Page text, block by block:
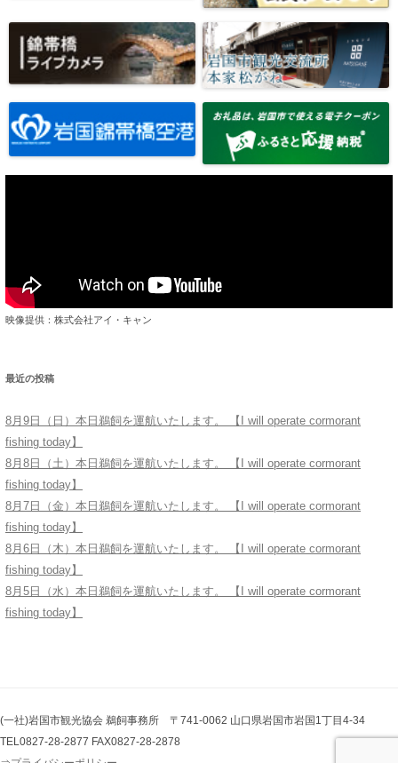
映像提供：株式会社アイ・キャン
最近の投稿
8月9日（日）本日鵜飼を運航いたします。 【I will operate cormorant
fishing today】
8月8日（土）本日鵜飼を運航いたします。 【I will operate cormorant
fishing today】
8月7日（金）本日鵜飼を運航いたします。 【I will operate cormorant
fishing today】
8月6日（木）本日鵜飼を運航いたします。 【I will operate cormorant
fishing today】
8月5日（水）本日鵜飼を運航いたします。 【I will operate cormorant
fishing today】
(一社)岩国市観光協会 鵜飼事務所 〒741-0062 山口県岩国市岩国1丁目4-34
TEL0827-28-2877 FAX0827-28-2878